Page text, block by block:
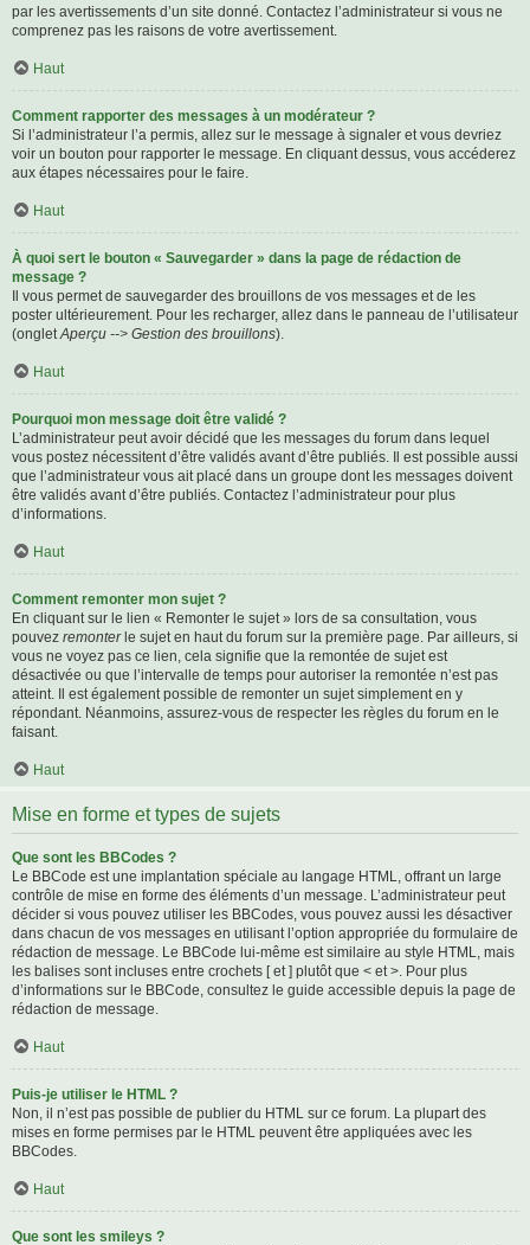
par les avertissements d’un site donné. Contactez l’administrateur si vous ne
comprenez pas les raisons de votre avertissement.
Haut
Comment rapporter des messages à un modérateur ?
Si l’administrateur l’a permis, allez sur le message à signaler et vous devriez
voir un bouton pour rapporter le message. En cliquant dessus, vous accéderez
aux étapes nécessaires pour le faire.
Haut
À quoi sert le bouton « Sauvegarder » dans la page de rédaction de
message ?
Il vous permet de sauvegarder des brouillons de vos messages et de les
poster ultérieurement. Pour les recharger, allez dans le panneau de l’utilisateur
(ongletAperçu --> Gestion des brouillons).
Haut
Pourquoi mon message doit être validé ?
L’administrateur peut avoir décidé que les messages du forum dans lequel
vous postez nécessitent d’être validés avant d’être publiés. Il est possible aussi
que l’administrateur vous ait placé dans un groupe dont les messages doivent
être validés avant d’être publiés. Contactez l’administrateur pour plus
d’informations.
Haut
Comment remonter mon sujet ?
En cliquant sur le lien « Remonter le sujet » lors de sa consultation, vous
pouvez remonterle sujet en haut du forum sur la première page. Par ailleurs, si
vous ne voyez pas ce lien, cela signifie que la remontée de sujet est
désactivée ou que l’intervalle de temps pour autoriser la remontée n’est pas
atteint. Il est également possible de remonter un sujet simplement en y
répondant. Néanmoins, assurez-vous de respecter les règles du forum en le
faisant.
Haut
Mise en forme et types de sujets
Que sont les BBCodes ?
Le BBCode est une implantation spéciale au langage HTML, offrant un large
contrôle de mise en forme des éléments d’un message. L’administrateur peut
décider si vous pouvez utiliser les BBCodes, vous pouvez aussi les désactiver
dans chacun de vos messages en utilisant l’option appropriée du formulaire de
rédaction de message. Le BBCode lui-même est similaire au style HTML, mais
les balises sont incluses entre crochets [ et ] plutôt que < et >. Pour plus
d’informations sur le BBCode, consultez le guide accessible depuis la page de
rédaction de message.
Haut
Puis-je utiliser le HTML ?
Non, il n’est pas possible de publier du HTML sur ce forum. La plupart des
mises en forme permises par le HTML peuvent être appliquées avec les
BBCodes.
Haut
Que sont les smileys ?